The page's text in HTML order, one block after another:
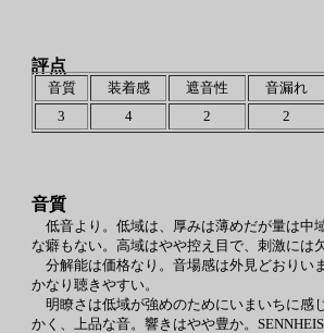
音質
低音より。低域は、厚みは薄めだが量は中
な癖もない。高域はやや控え目で、刺激には
分解能は価格なり。音場感は外見どおりい
かなり聴きやすい。
明瞭さは低域が強めのためにいまいちに感
かく、上品な音。響きはやや豊か。
評点
音質 装着感 遮音性 音漏れ
3
4 2 2